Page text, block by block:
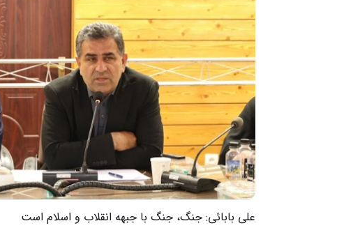
علی بابائی: جنگ، جنگ با جبهه انقلاب و اسلام است